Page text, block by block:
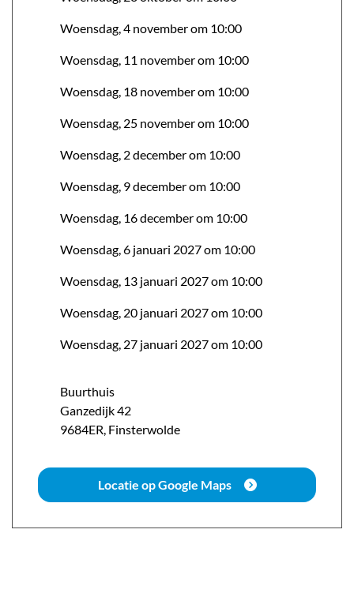
Woensdag, 4 november om 10:00
Woensdag, 11 november om 10:00
Woensdag, 18 november om 10:00
Woensdag, 25 november om 10:00
Woensdag, 2 december om 10:00
Woensdag, 9 december om 10:00
Woensdag, 16 december om 10:00
Woensdag, 6 januari 2027 om 10:00
Woensdag, 13 januari 2027 om 10:00
Woensdag, 20 januari 2027 om 10:00
Woensdag, 27 januari 2027 om 10:00
Buurthuis
Ganzedijk42
9684ER, Finsterwolde
Locatie op Google Maps